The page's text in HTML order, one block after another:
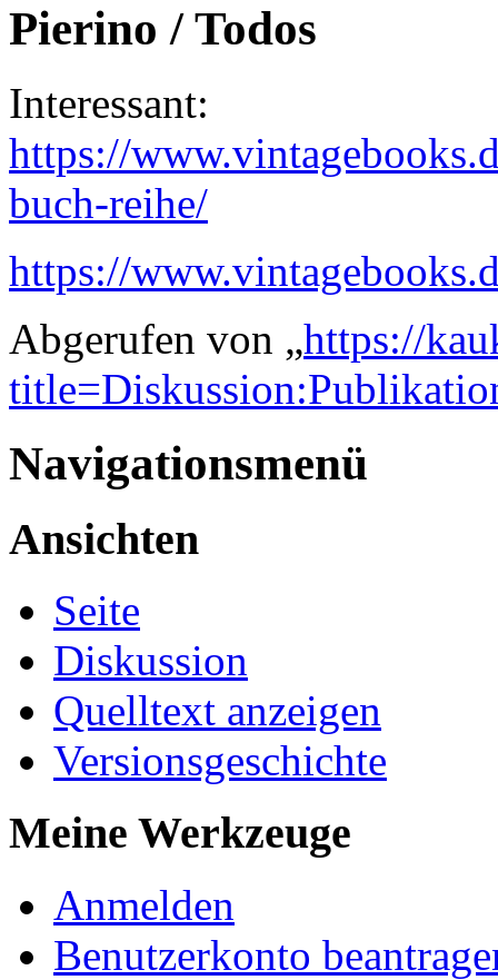
Pierino / Todos
Interessant:
https://
buch-reihe/
https://
Abgerufen von „https://
Navigationsmenü
Ansichten
Seite
Diskussion
Quelltext anzeigen
Versionsgeschichte
Meine Werkzeuge
Anmelden
Benutzerkonto